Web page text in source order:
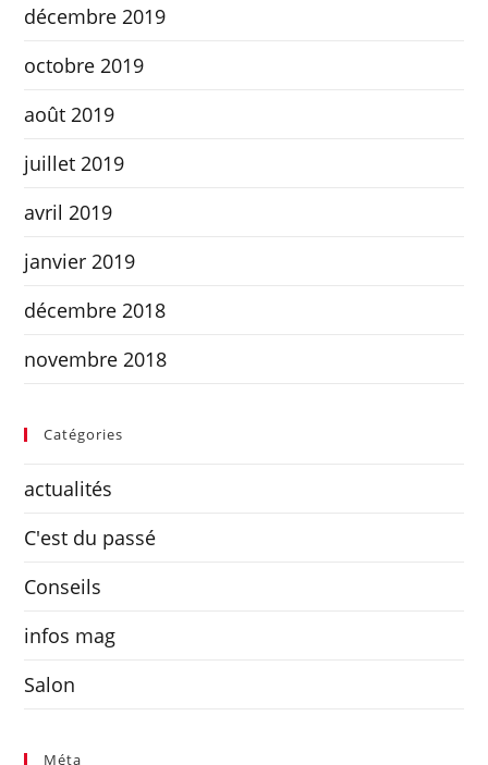
décembre 2019
octobre 2019
août 2019
juillet 2019
avril 2019
janvier 2019
décembre 2018
novembre 2018
Catégories
actualités
C'est du passé
Conseils
infos mag
Salon
Méta